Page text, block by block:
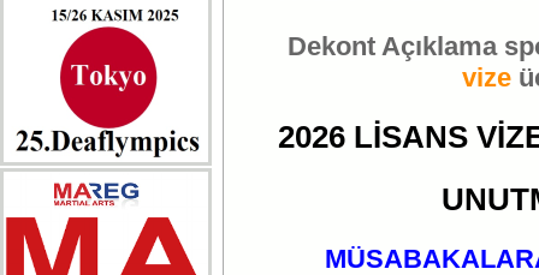
Dekont Açıklama
vize
2026 LİSANS